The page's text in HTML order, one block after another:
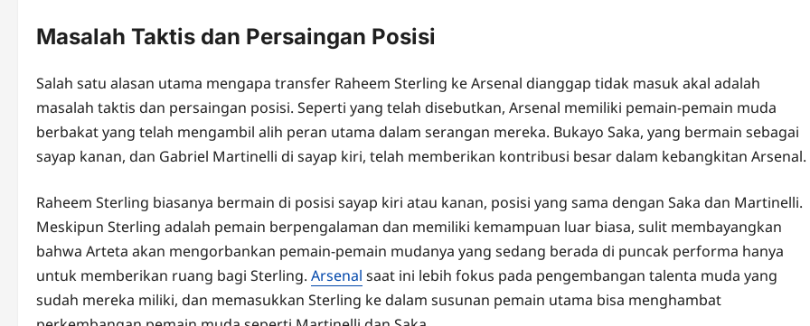
Masalah Taktis dan Persaingan Posisi
Salah satu alasan utama mengapa transfer Raheem Sterling ke Arsenal dianggap tidak masuk akal adalah
masalah taktis dan persaingan posisi. Seperti yang telah disebutkan, Arsenal memiliki pemain-pemain muda
berbakat yang telah mengambil alih peran utama dalam serangan mereka. Bukayo Saka, yang bermain sebagai
sayap kanan, dan Gabriel Martinelli di sayap kiri, telah memberikan kontribusi besar dalam kebangkitan Arsenal.
Raheem Sterling biasanya bermain di posisi sayap kiri atau kanan, posisi yang sama dengan Saka dan Martinelli.
Meskipun Sterling adalah pemain berpengalaman dan memiliki kemampuan luar biasa, sulit membayangkan
bahwa Arteta akan mengorbankan pemain-pemain mudanya yang sedang berada di puncak performa hanya
untuk memberikan ruang bagi Sterling. Arsenal saat ini lebih fokus pada pengembangan talenta muda yang
sudah mereka miliki, dan memasukkan Sterling ke dalam susunan pemain utama bisa menghambat